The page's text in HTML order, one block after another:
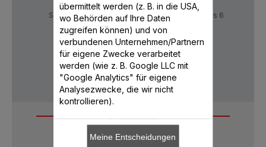
Sichere Zahlung
Lieferzeiten: 5 bis 6
Datenschutz AGB
Service
übermittelt werden (z. B. in die USA,
wo Behörden auf Ihre Daten
zugreifen können) und von
verbundenen Unternehmen/Partnern
für eigene Zwecke verarbeitet
werden (wie z. B. Google LLC mit
"Google Analytics" für eigene
Analysezwecke, die wir nicht
kontrollieren).
Meine Entscheidungen